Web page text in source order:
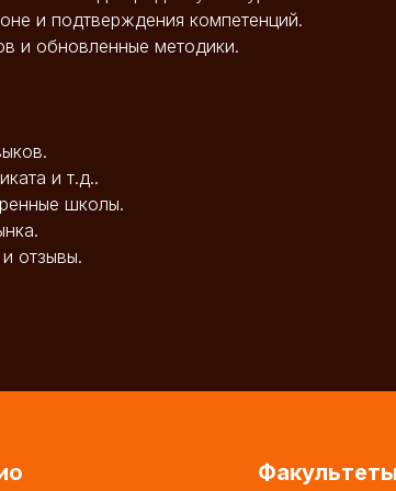
и подтверждения компетенций.
и обновленные методики.
и т.д..
школы.
отзывы.
Факультеты